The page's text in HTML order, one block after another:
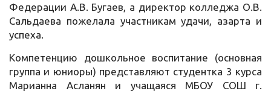
Федерации А.В. Бугаев, а директор колледжа О.В.
Сальдаева пожелала участникам удачи, азарта и
успеха.
Компетенцию дошкольное воспитание (основная
группа и юниоры) представляют студентка 3 курса
Марианна Асланян и учащаяся МБОУ СОШ г.